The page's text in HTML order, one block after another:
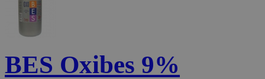
BES Oxibes 9%